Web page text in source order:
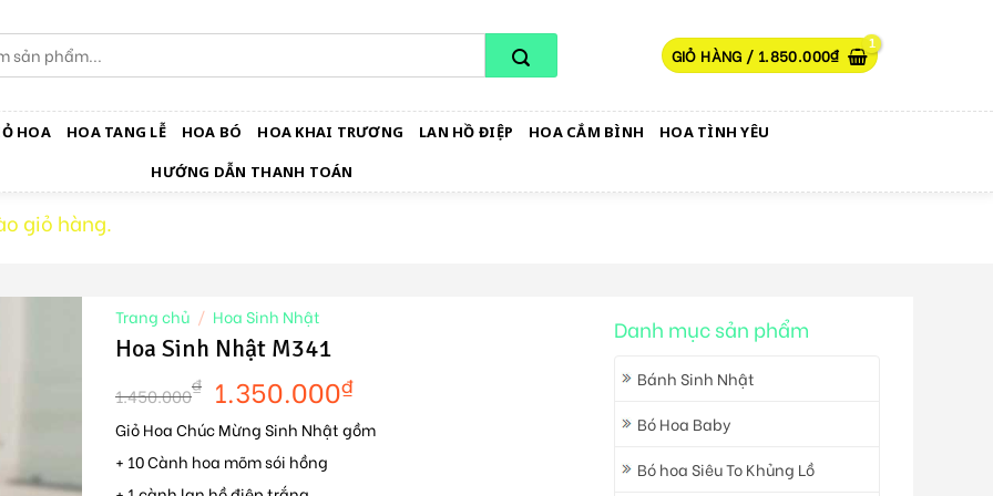
GIỎ HÀNG / 1.850.000₫
HOA HOA TANG LỄ HOA BÓ HOA KHAI TRƯƠNG LAN HỒ ĐIỆP HOA CẮM BÌNH
HOA TÌNH YÊU
HƯỚNG DẪN THANH TOÁN
giỏ hàng.
Danh mục sản phẩm
Bánh Sinh Nhật
Bó Hoa Baby
Bó hoa Siêu To Khủng Lồ
Trang chủ / Hoa Sinh Nhật
Hoa Sinh Nhật M341
1.450.000₫ 1.350.000₫
Giỏ Hoa Chúc Mừng Sinh Nhật gồm
+ 10 Cành hoa mõm sói hồng